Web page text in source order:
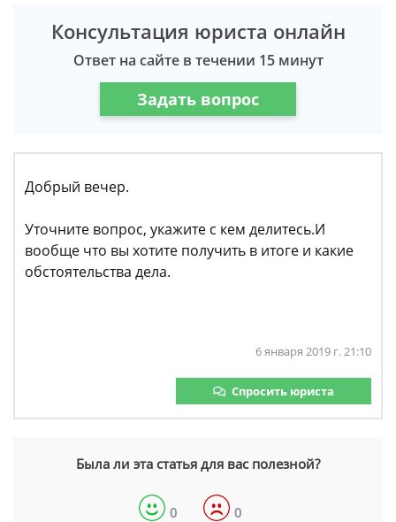
Консультация юриста онлайн
Ответ на сайте в течении 15 минут
Задать вопрос
Добрый вечер.
Уточните вопрос, укажите с кем делитесь.И
вообще что вы хотите получить в итоге и какие
обстоятельства дела.
6 января 2019 г. 21:10
Спросить юриста
Была ли эта статья для вас полезной?
0 0